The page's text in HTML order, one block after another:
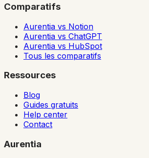
Comparatifs
Aurentia vs Notion
Aurentia vs ChatGPT
Aurentia vs HubSpot
Tous les comparatifs
Ressources
Blog
Guides gratuits
Help center
Contact
Aurentia